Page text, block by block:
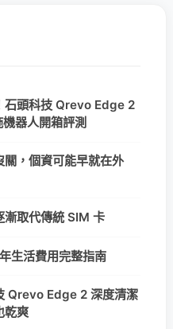
石頭科技 Qrevo Edge 2
器人開箱評測
，個資可能早就在外
漸取代傳統 SIM 卡
生活費用完整指南
Qrevo Edge 2 深度清潔
乾爽